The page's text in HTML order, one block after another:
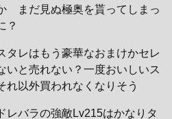
まだ見ぬ極奥を貰ってしまっ
？
タレはもう豪華なおまけかセレ
いと売れない？一度おいしいス
れ以外買われなくなりそう
レバラの強敵Lv215はかなりタ